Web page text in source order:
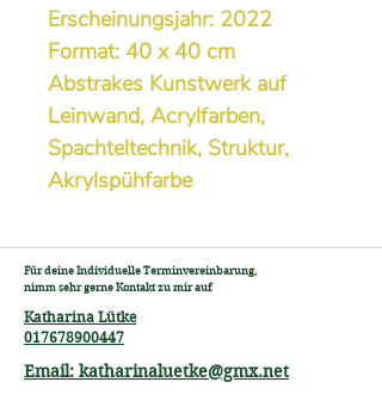
Erscheinungsjahr: 2022
Format: 40 x 40 cm
Abstrakes Kunstwerk auf
Leinwand, Acrylfarben,
Spachteltechnik, Struktur,
Akrylspühfarbe
Für deine Individuelle Terminvereinbarung,
nimm sehr gerne Kontakt zu mir auf
Katharina Lütke
017678900447
Email: katharinaluetke@gmx.net